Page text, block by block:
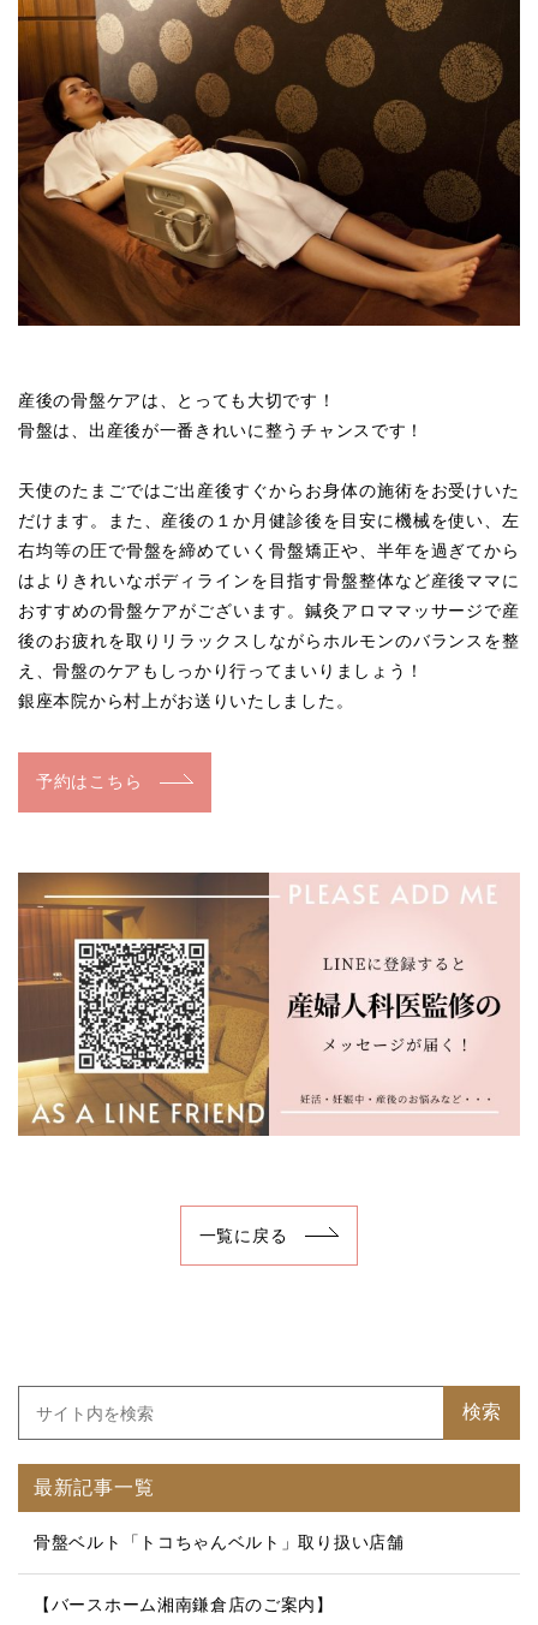
産後の骨盤ケアは、とっても大切です！
骨盤は、出産後が一番きれいに整うチャンスです！
天使のたまごではご出産後すぐからお身体の施術をお受けいた
だけます。また、産後の１か月健診後を目安に機械を使い、左
右均等の圧で骨盤を締めていく骨盤矯正や、半年を過ぎてから
はよりきれいなボディラインを目指す骨盤整体など産後ママに
おすすめの骨盤ケアがございます。鍼灸アロママッサージで産
後のお疲れを取りリラックスしながらホルモンのバランスを整
え、骨盤のケアもしっかり行ってまいりましょう！
銀座本院から村上がお送りいたしました。
予約はこちら
一覧に戻る
検索
最新記事一覧
骨盤ベルト「トコちゃんベルト」取り扱い店舗
【バースホーム湘南鎌倉店のご案内】